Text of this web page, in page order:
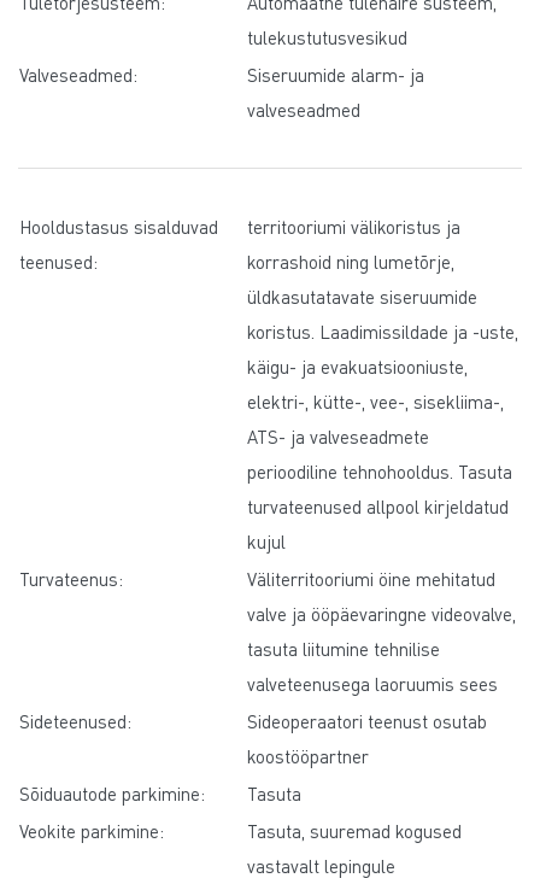
tulekustutusvesikud
Valveseadmed:
Siseruumide alarm- ja
valveseadmed
Hooldustasus sisalduvad
teenused:
territooriumi välikoristus ja
korrashoid ning lumetõrje,
üldkasutatavate siseruumide
koristus. Laadimissildade ja -uste,
käigu- ja evakuatsiooniuste,
elektri-, kütte-, vee-, sisekliima-,
ATS- ja valveseadmete
perioodiline tehnohooldus. Tasuta
turvateenused allpool kirjeldatud
kujul
Turvateenus:
Väliterritooriumi öine mehitatud
valve ja ööpäevaringne videovalve,
tasuta liitumine tehnilise
valveteenusega laoruumis sees
Sideteenused:
Sideoperaatori teenust osutab
koostööpartner
Sõiduautode parkimine:
Tasuta
Veokite parkimine:
Tasuta, suuremad kogused
vastavalt lepingule